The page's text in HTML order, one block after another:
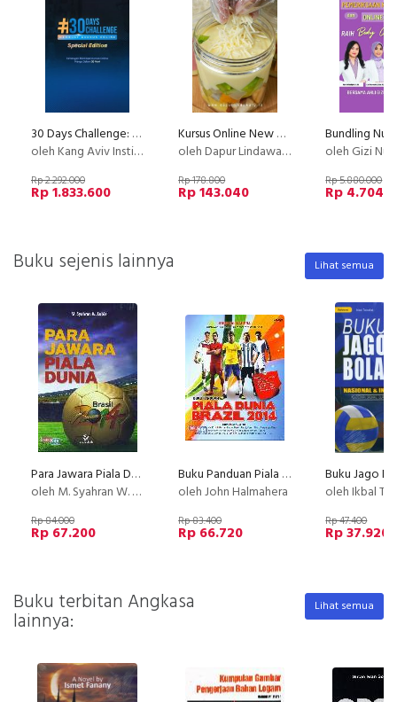
30 Days Challenge: Membuat Kursus Online
oleh Kang Aviv Institute
Rp 2.292.000
Rp 1.833.600
Kursus Online New Creamy Salad Buah Philiphine Dapur Lindawaty PU
oleh Dapur Lindawaty
Rp 178.800
Rp 143.040
oleh Gizi
Rp 5.880.000
Rp
Buku sejenis lainnya Lihat semua
Para Jawara Piala Dunia
oleh M. Syahran W. Lubis
Rp 84.000
Rp 67.200
Buku Panduan Piala Dunia Brazil 2014
oleh John Halmahera
Rp 83.400
Rp 66.720
oleh Ikbal
Rp 47.400
Rp 37.920
Buku terbitan Angkasa
lainnya:
Lihat semua